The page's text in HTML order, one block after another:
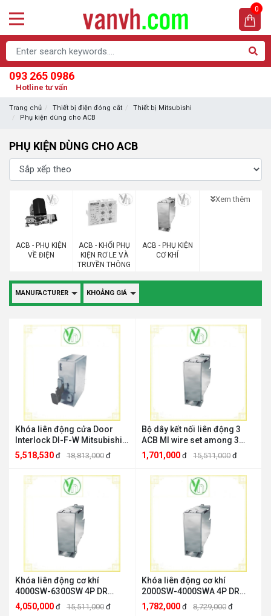
093 265 0986
Hotline tư vấn
0
Trang chủ Thiết bị điện đóng cắt
Thiết bị Mitsubishi
Phụ kiện dùng cho ACB
PHỤ KIỆN DÙNG CHO ACB
ACB - PHỤ KIỆN
VỀ ĐIỆN
ACB - KHỐI PHỤ
KIỆN RƠ LE VÀ
TRUYỀN THÔNG
ACB - PHỤ KIỆN
CƠ KHÍ
Xem thêm
Khóa liên động cửa Door
Interlock DI-F-W Mitsubishi
DI-F-W
5,518,530 đ 18,813,000 đ
Bộ dây kết nối liên động 3
ACB MI wire set among 3
ACBs Mitsubishi MI-IW-W
1,701,000 đ 15,511,000 đ
Khóa liên động cơ khí
4000SW-6300SW 4P DR
Mitsubishi MI-634HND-W
4,050,000 đ 15,511,000 đ
Khóa liên động cơ khí
2000SW-4000SWA 4P DR
Mitsubishi MI-404D-W
1,782,000 đ 8,729,000 đ
MANUFACTURER KHOẢNG GIÁ